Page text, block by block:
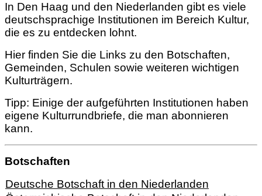
In Den Haag und den Niederlanden gibt es viele
deutschsprachige Institutionen im Bereich Kultur,
die es zu entdecken lohnt.
Hier finden Sie die Links zu den Botschaften,
Gemeinden, Schulen sowie weiteren wichtigen
Kulturträgern.
Tipp: Einige der aufgeführten Institutionen haben
eigene Kulturrundbriefe, die man abonnieren
kann.
Botschaften
Deutsche Botschaft in den Niederlanden